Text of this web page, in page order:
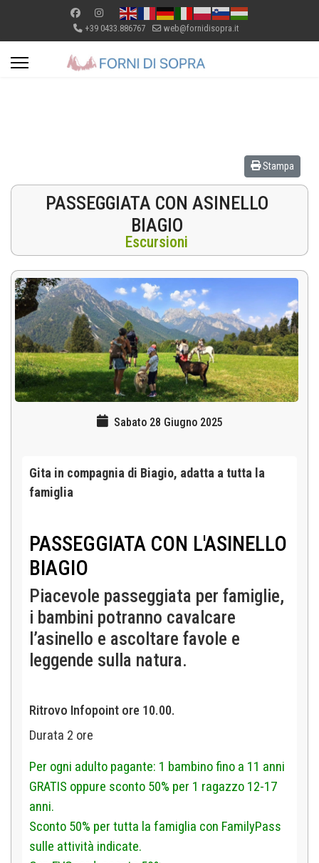
+39 0433.886767 web@fornidisopra.it
Stampa
PASSEGGIATA CON ASINELLO
BIAGIO
Escursioni
Sabato 28 Giugno 2025
Gita in compagnia di Biagio, adatta a tutta la
famiglia
PASSEGGIATA CON L'ASINELLO
BIAGIO
Piacevole passeggiata per famiglie,
i bambini potranno cavalcare
l’asinello e ascoltare favole e
leggende sulla natura.
Ritrovo Infopoint ore 10.00.
Durata 2 ore
Per ogni adulto pagante: 1 bambino fino a 11 anni
GRATIS oppure sconto 50% per 1 ragazzo 12-17
anni.
Sconto 50% per tutta la famiglia con FamilyPass
sulle attività indicate.